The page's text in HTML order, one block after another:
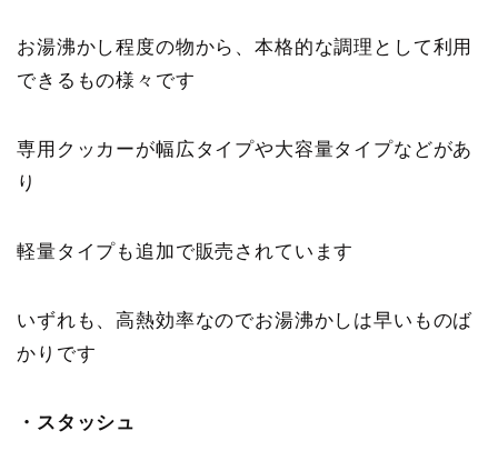
お湯沸かし程度の物から、本格的な調理として利用
できるもの様々です
専用クッカーが幅広タイプや大容量タイプなどがあ
り
軽量タイプも追加で販売されています
いずれも、高熱効率なのでお湯沸かしは早いものば
かりです
・スタッシュ